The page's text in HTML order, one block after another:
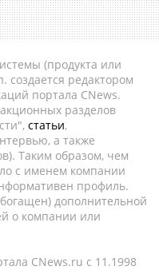
(продукта или
создается редактором
портала CNews.
разделов
статьи,
а также
Таким образом, чем
с именем компании
профиль.
дополнительной
о компании или
CNews.ru c 11.1998